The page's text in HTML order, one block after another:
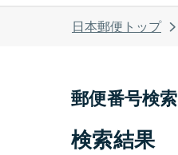
日本郵便トップ
郵便番号検索
検索結果